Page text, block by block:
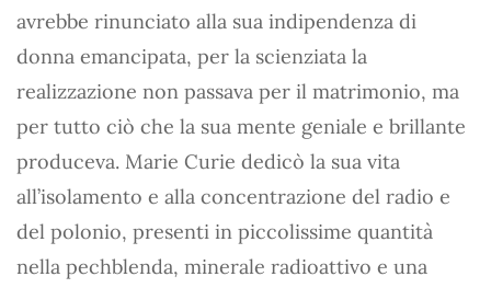
avrebbe rinunciato alla sua indipendenza di
donna emancipata, per la scienziata la
realizzazione non passava per il matrimonio, ma
per tutto ciò che la sua mente geniale e brillante
produceva. Marie Curie dedicò la sua vita
all’isolamento e alla concentrazione del radio e
del polonio, presenti in piccolissime quantità
nella pechblenda, minerale radioattivo e una